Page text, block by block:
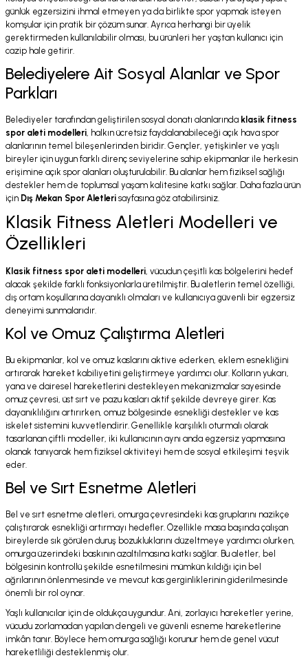
günlük egzersizini ihmal etmeyen ya da birlikte spor yapmak isteyen
komşular için pratik bir çözüm sunar. Ayrıca herhangi bir üyelik
gerektirmeden kullanılabilir olması, bu ürünleri her yaştan kullanıcı için
cazip hale getirir.
Belediyelere Ait Sosyal Alanlar ve Spor
Parkları
Belediyeler tarafından geliştirilen sosyal donatı alanlarında klasik fitness
spor aleti modelleri, halkın ücretsiz faydalanabileceği açık hava spor
alanlarının temel bileşenlerinden biridir. Gençler, yetişkinler ve yaşlı
bireyler için uygun farklı direnç seviyelerine sahip ekipmanlar ile herkesin
erişimine açık spor alanları oluşturulabilir. Bu alanlar hem fiziksel sağlığı
destekler hem de toplumsal yaşam kalitesine katkı sağlar. Daha fazla ürün
için Dış Mekan Spor Aletleri sayfasına göz atabilirsiniz.
Klasik Fitness Aletleri Modelleri ve
Özellikleri
Klasik fitness spor aleti modelleri, vücudun çeşitli kas bölgelerini hedef
alacak şekilde farklı fonksiyonlarla üretilmiştir. Bu aletlerin temel özelliği,
dış ortam koşullarına dayanıklı olmaları ve kullanıcıya güvenli bir egzersiz
deneyimi sunmalarıdır.
Kol ve Omuz Çalıştırma Aletleri
Bu ekipmanlar, kol ve omuz kaslarını aktive ederken, eklem esnekliğini
artırarak hareket kabiliyetini geliştirmeye yardımcı olur. Kolların yukarı,
yana ve dairesel hareketlerini destekleyen mekanizmalar sayesinde
omuz çevresi, üst sırt ve pazu kasları aktif şekilde devreye girer. Kas
dayanıklılığını artırırken, omuz bölgesinde esnekliği destekler ve kas
iskelet sistemini kuvvetlendirir. Genellikle karşılıklı oturmalı olarak
tasarlanan çiftli modeller, iki kullanıcının aynı anda egzersiz yapmasına
olanak tanıyarak hem fiziksel aktiviteyi hem de sosyal etkileşimi teşvik
eder.
Bel ve Sırt Esnetme Aletleri
Bel ve sırt esnetme aletleri, omurga çevresindeki kas gruplarını nazikçe
çalıştırarak esnekliği artırmayı hedefler. Özellikle masa başında çalışan
bireylerde sık görülen duruş bozukluklarını düzeltmeye yardımcı olurken,
omurga üzerindeki baskının azaltılmasına katkı sağlar. Bu aletler, bel
bölgesinin kontrollü şekilde esnetilmesini mümkün kıldığı için bel
ağrılarının önlenmesinde ve mevcut kas gerginliklerinin giderilmesinde
önemli bir rol oynar.
Yaşlı kullanıcılar için de oldukça uygundur. Ani, zorlayıcı hareketler yerine,
vücudu zorlamadan yapılan dengeli ve güvenli esneme hareketlerine
imkân tanır. Böylece hem omurga sağlığı korunur hem de genel vücut
hareketliliği desteklenmiş olur.